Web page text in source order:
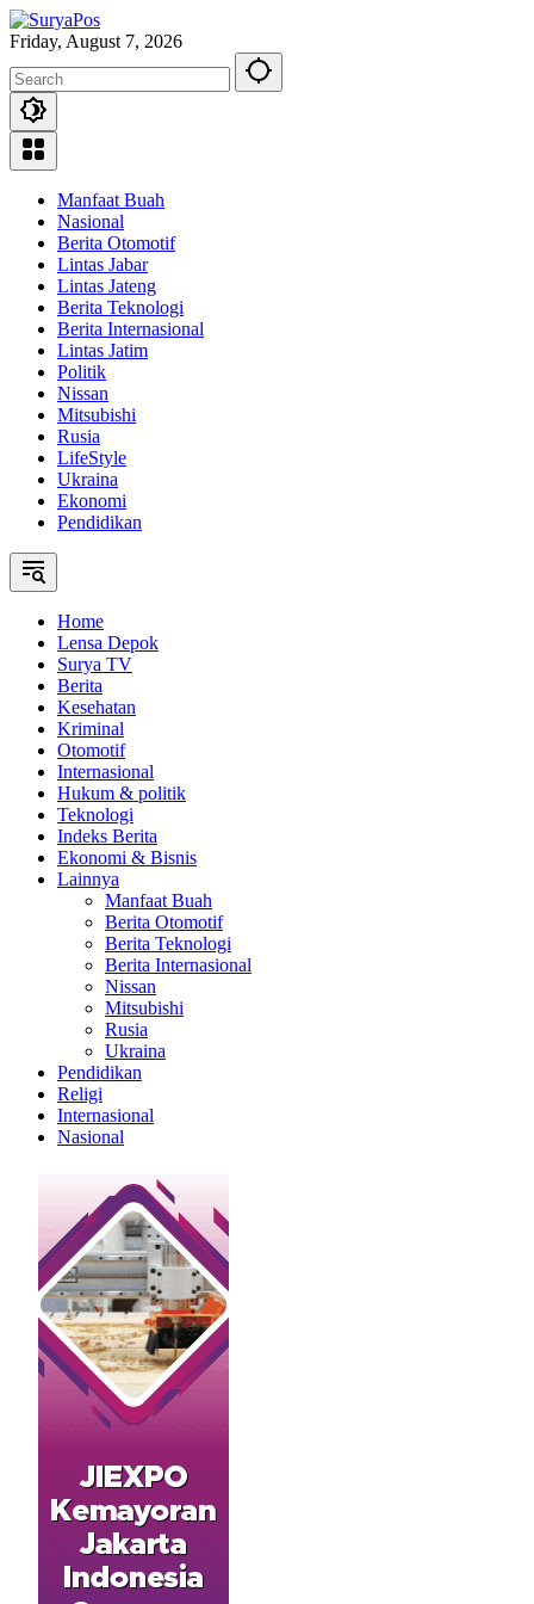
Skip
to
Friday, August 7, 2026
Manfaat Buah
Nasional
Berita Otomotif
Lintas Jabar
Lintas Jateng
Berita Teknologi
Berita Internasional
Lintas Jatim
Politik
Nissan
Mitsubishi
Rusia
LifeStyle
Ukraina
Ekonomi
Pendidikan
Home
Lensa Depok
Surya TV
Berita
Kesehatan
Kriminal
Otomotif
Internasional
Hukum & politik
Teknologi
Indeks Berita
Ekonomi & Bisnis
Lainnya
Manfaat Buah
Berita Otomotif
Berita Teknologi
Berita Internasional
Nissan
Mitsubishi
Rusia
Ukraina
Pendidikan
Religi
Internasional
Nasional